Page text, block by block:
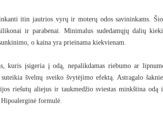
Mėginukas kiekvienoje
itin jautrios vyrų ir moterų odos savininkams.
ir parabenai. Minimalus sudedamųjų dalių
o kaina yra prieinama kiekvienam.
, kuris įsigeria į odą, nepalikdamas riebumo ar
švelnų sveiko švytėjimo efektą. Astragalo
riešutų aliejus ir taukmedžio sviestas minkština odą
formulė.